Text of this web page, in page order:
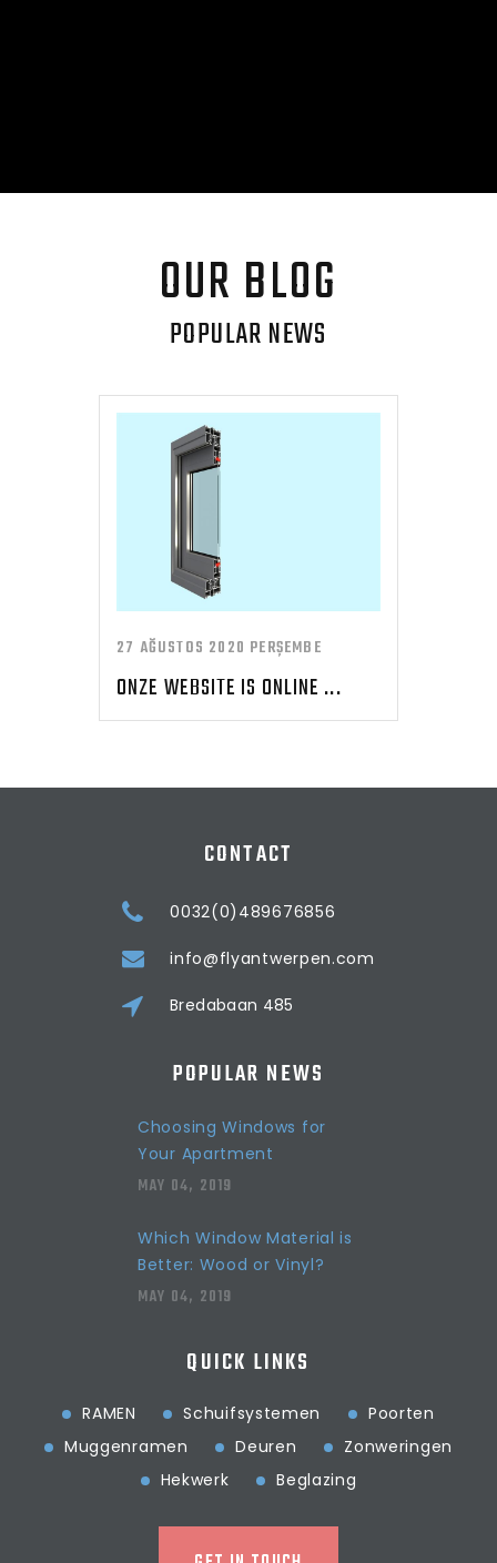
OUR BLOG
POPULAR NEWS
27 AĞUSTOS 2020 PERŞEMBE
ONZE WEBSITE IS ONLINE ...
CONTACT
0032(0)489676856
info@flyantwerpen.com
Bredabaan 485
POPULAR NEWS
Choosing Windows for
Your Apartment
MAY 04, 2019
Which Window Material is
Better: Wood or Vinyl?
MAY 04, 2019
QUICK LINKS
RAMEN Schuifsystemen
Poorten
Muggenramen
Deuren
Zonweringen
Hekwerk
Beglazing